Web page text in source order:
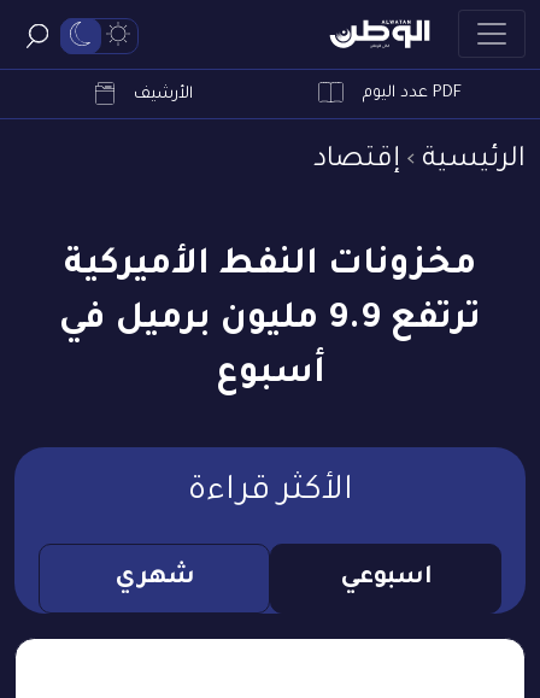
PDF عدد اليوم الأرشيف
الرئيسية إقتصاد
مخزونات النفط الأميركية
ترتفع 9.9 مليون برميل في
أسبوع
الأكثر قراءة
اسبوعي شهري